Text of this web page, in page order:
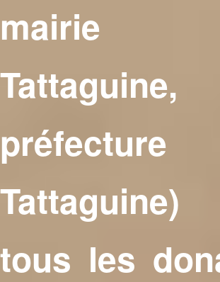
Tattaguine,
tous les